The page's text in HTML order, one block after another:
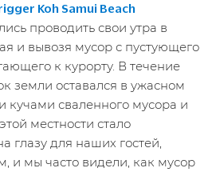
Koh Samui Beach
проводить свои утра в
и вывозя мусор с пустующего
к курорту. В течение
земли оставался в ужасном
кучами сваленного мусора и
местности стало
глазу для наших гостей,
и мы часто видели, как мусор